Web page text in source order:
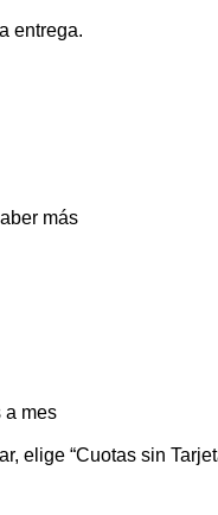
entrega.
más
a mes
elige “Cuotas sin